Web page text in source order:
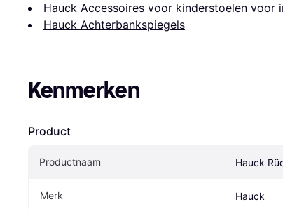
Hauck Accessoires voor kinderstoelen voor
Hauck Achterbankspiegels
Kenmerken
Product
Productnaam Hauck
Merk Hauck